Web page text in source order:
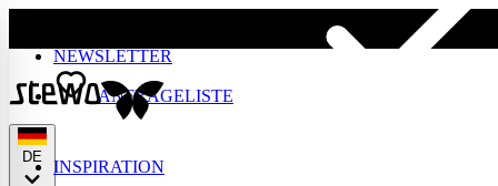
INSPIRATION
NEWSLETTER
ANFRAGELISTE
DE